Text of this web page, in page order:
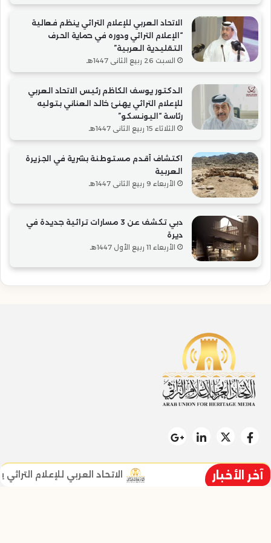
الاتحاد العربي للإعلام التراثي ينظم فعالية
“الإعلام التراثي ودوره في حماية الحرف
التقليدية العربية”
السبت 26 ربيع الثاني 1447هـ
الدكتور يوسف الكاظم رئيس الاتحاد العربي
للإعلام التراثي يهنئ خالد العناني بتوليه
رئاسة “اليونسكو”
الثلاثاء 15 ربيع الثاني 1447هـ
اكتشاف أقدم مستوطنة بشرية في الجزيرة
العربية
الأربعاء 9 ربيع الثاني 1447هـ
دبي تكشف عن 3 مسارات تراثية جديدة في
ديرة
الأربعاء 11 ربيع الأول 1447هـ
سياسة الخصوصية
آخر الأخبار الاتحاد العربي للإعلام التراثي